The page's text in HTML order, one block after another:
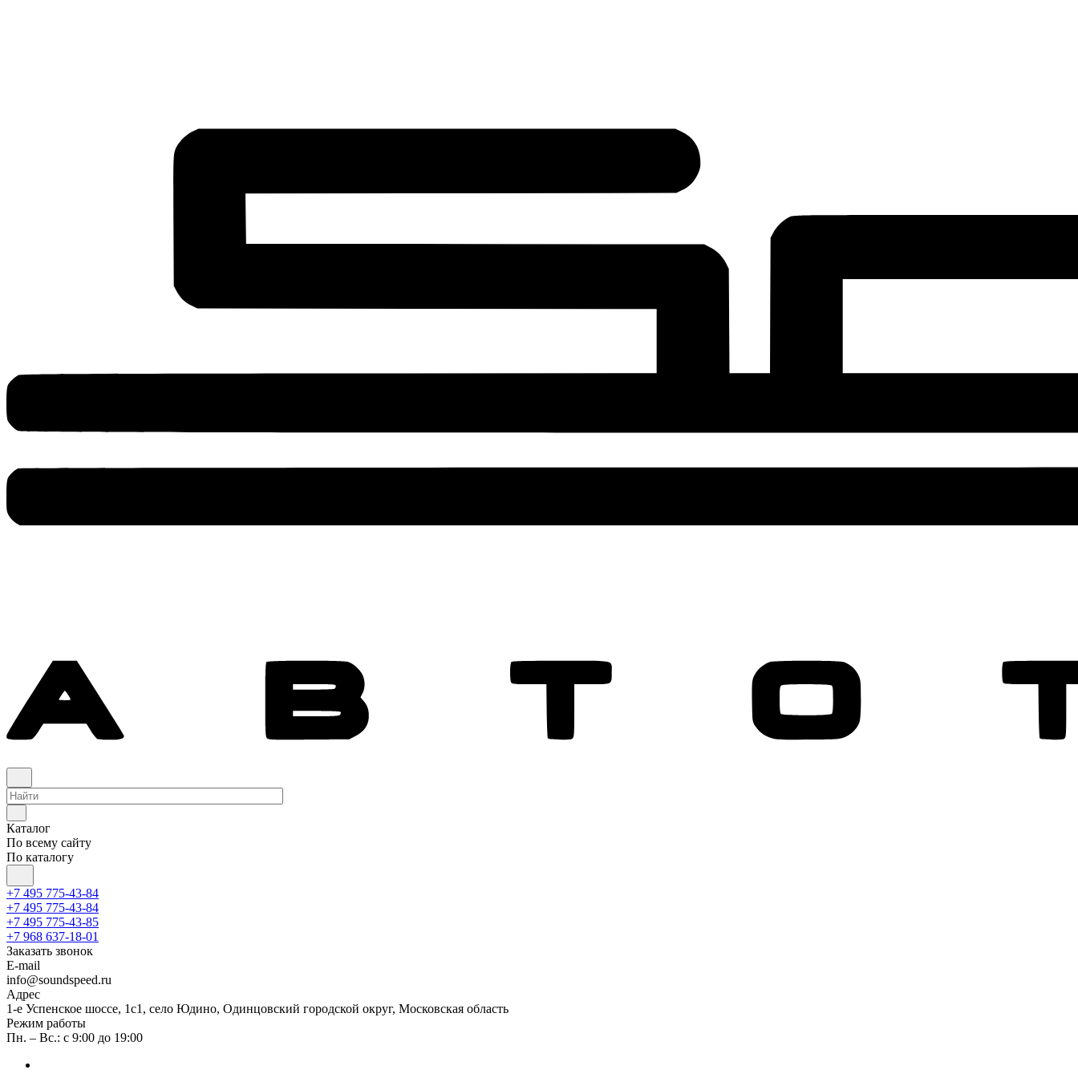
Каталог
По всему сайту
По каталогу
+7 495 775-43-84
+7 495 775-43-84
+7 495 775-43-85
+7 968 637-18-01
Заказать звонок
E-mail
info@soundspeed.ru
Адрес
1-е Успенское шоссе, 1с1, село Юдино, Одинцовский городской округ, Московская область
Режим работы
Пн. – Вс.: с 9:00 до 19:00